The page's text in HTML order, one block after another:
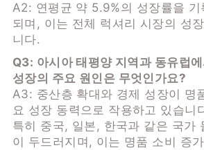
A2: 연평균 약 5.9%의 성장률을
되며, 이는 전체 럭셔리 시장의 성
니다.
Q3: 아시아 태평양 지역과 동유럽
성장의 주요 원인은 무엇인가요?
A3: 중산층 확대와 경제 성장이 명
요 성장 동력으로 작용하고 있습니
특히 중국, 일본, 한국과 같은 국가
이 두드러지며, 이는 명품 소비 증